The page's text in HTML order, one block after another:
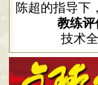
陈超的指导下
教练评
技术